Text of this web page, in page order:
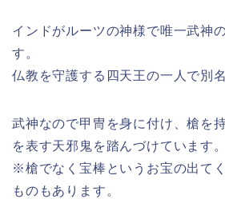
インドがルーツの神様で唯一武神
す。
仏教を守護する四天王の一人で別
武神なので甲冑を身に付け、槍を
を表す天邪鬼を踏んづけています。
※槍でなく宝棒というお宝の出て
ものもあります。